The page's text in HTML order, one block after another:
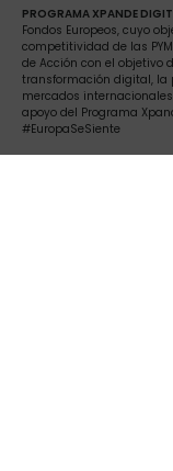
PROGRAMA XPANDE
Fondos Europeos, cuyo
competitividad de las
de Acción con el objetivo
transformación digital, la
mercados
apoyo del Programa
#EuropaSeSiente